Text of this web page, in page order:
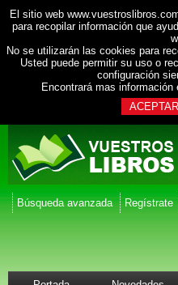
El sitio web
para recopilar información que
No se utilizarán las cookies para
Usted puede permitir su uso o
configuración
Encontrará mas información
ACEPTAR
Búsqueda avanzada Regístrate